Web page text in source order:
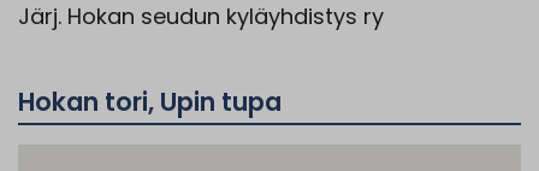
Järj. Hokan seudun kyläyhdistys ry
Hokan tori, Upin tupa